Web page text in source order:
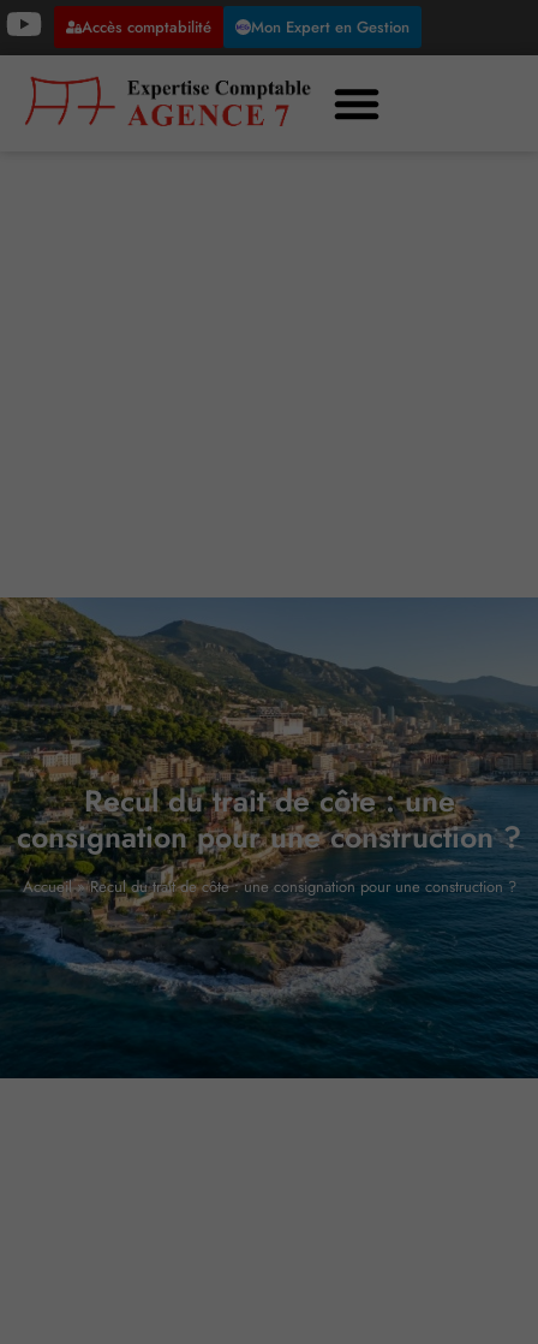
Accès comptabilité Mon Expert en Gestion
Recul du trait de côte : une
consignation pour une construction ?
Accueil»Recul du trait de côte : une consignation pour une construction ?